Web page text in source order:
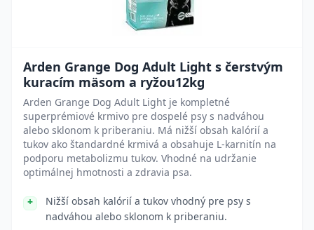
Arden Grange Dog Adult Light s čerstvým
kuracím mäsom a ryžou12kg
Arden Grange Dog Adult Light je kompletné
superprémiové krmivo pre dospelé psy s nadváhou
alebo sklonom k priberaniu. Má nižší obsah kalórií a
tukov ako štandardné krmivá a obsahuje L-karnitín na
podporu metabolizmu tukov. Vhodné na udržanie
optimálnej hmotnosti a zdravia psa.
Nižší obsah kalórií a tukov vhodný pre psy s
nadváhou alebo sklonom k priberaniu.